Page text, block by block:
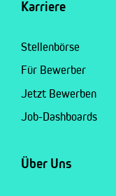
Karriere
Stellenbörse
Für Bewerber
Jetzt Bewerben
Job-Dashboards
Über Uns